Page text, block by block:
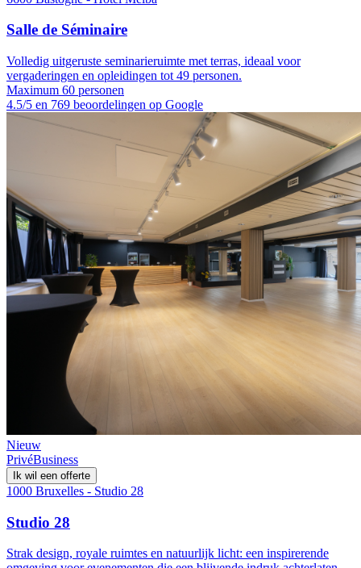
Salle de Séminaire
Volledig uitgeruste seminarieruimte met terras, ideaal voor
vergaderingen en opleidingen tot 49 personen.
Maximum 60 personen
4.5/5 en 769 beoordelingen op Google
Nieuw
PrivéBusiness
Ik wil een offerte
1000 Bruxelles - Studio 28
Studio 28
Strak design, royale ruimtes en natuurlijk licht: een inspirerende